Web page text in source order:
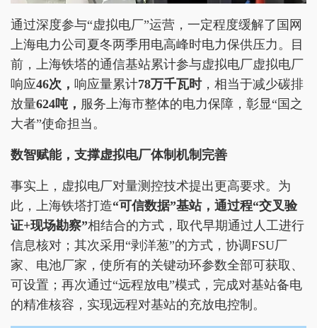
通过深度参与“虚拟电厂”运营，一定程度缓解了国网
上海电力公司夏冬两季用电高峰时电力保供压力。目
前，上海铁塔的通信基站累计参与虚拟电厂虚拟电厂
响应46次， 响应量累计78万千瓦时，相当于减少碳排
放量624吨， 服务上海市整体的电力保障，彰显“国之
大者”使命担当。
数智赋能，支撑虚拟电厂体制机制完善
事实上，虚拟电厂对量测控技术提出更高要求。为
此，上海铁塔打造“可信数据”基站，通过程“交叉验
证+现场勘察”相结合的方式，取代早期通过人工进行
信息核对；其次采用“剥洋葱”的方式，协调FSU厂
家、电池厂家，使所有的关键动环参数全部可获取、
可设置；再次通过“远程放电”模式，完成对基站备电
的精准核容，实现远程对基站的充放电控制。